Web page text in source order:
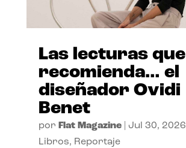
Las lecturas que
recomienda… el
diseñador Ovidi
Benet
por Flat Magazine| Jul 30, 2026
Libros, Reportaje